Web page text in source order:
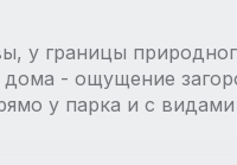
у границы
дома - ощущение
у парка и с